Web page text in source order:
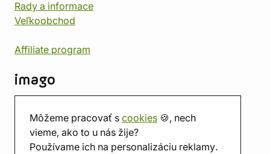
Môžeme pracovať s cookies 🍪, nech
vieme, ako to u nás žije?
Používame ich na personalizáciu reklamy.
Rady a informace
Veľkoobchod
Affiliate program
imago
Predajňa
Herňa
O nás